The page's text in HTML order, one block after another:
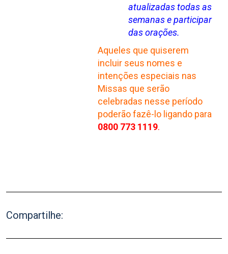
atualizadas todas as
semanas e participar
das orações.
Aqueles que quiserem
incluir seus nomes e
intenções especiais nas
Missas que serão
celebradas nesse período
poderão fazê-lo ligando para
0800 773 1119.
Compartilhe: